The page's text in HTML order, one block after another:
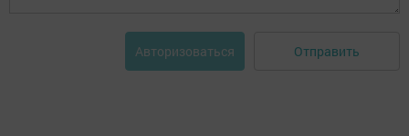
Авторизоваться Отправить